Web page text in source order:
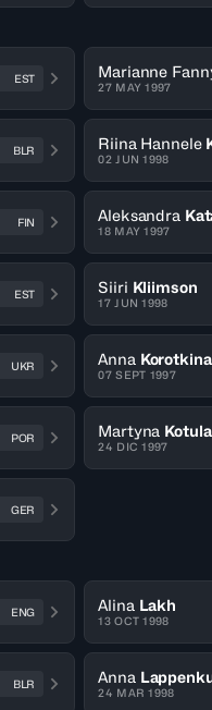
EST Marianne
27 MAY 1997
BLR Riina Hannele
02 JUN 1998
FIN Aleksandra
18 MAY 1997
EST Siiri Kliimson
17 JUN 1998
UKR Anna Korotkina
07 SEPT 1997
POR Martyna Kotula
24 DIC 1997
GER
ENG Alina Lakh
13 OCT 1998
BLR Anna
24 MAR 1998